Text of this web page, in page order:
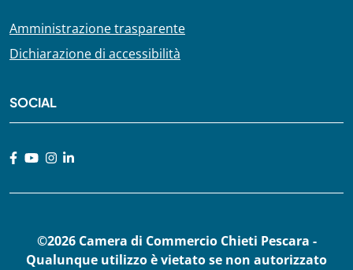
Amministrazione trasparente
Dichiarazione di accessibilità
SOCIAL
©2026 Camera di Commercio Chieti Pescara -
Qualunque utilizzo è vietato se non autorizzato